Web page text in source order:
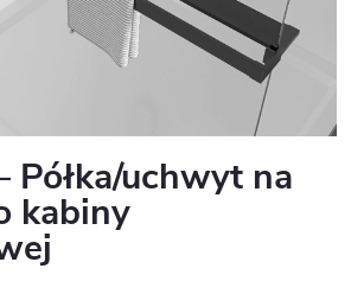
Półka/uchwyt na
kabiny